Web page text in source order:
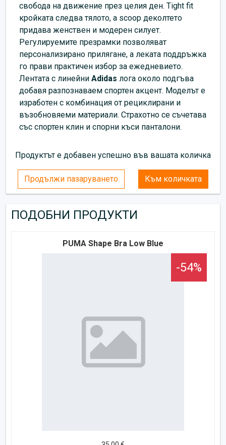
свобода на движение през целия ден. Tight fit
кройката следва тялото, а scoop деколтето
придава женствен и модерен силует.
Регулируемите презрамки позволяват
персонализирано прилягане, а леката поддръжка
го прави практичен избор за ежедневието.
Лентата с линейни Adidas лога около подгъва
добавя разпознаваем спортен акцент. Моделът е
изработен с комбинация от рециклирани и
възобновяеми материали. Страхотно се съчетава
със спортен клин и спорни къси панталони.
Продуктът е добавен успешно във вашата количка
Продължи пазаруването Към количката
ПОДОБНИ ПРОДУКТИ
PUMA Shape Bra Low Blue
-54%